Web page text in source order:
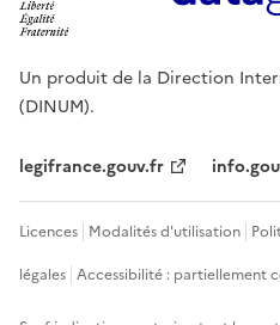
Un produit de la Direction
(DINUM).
legifrance.gouv.fr
Licences Modalités d'utilisation
légales Accessibilité : partiellement